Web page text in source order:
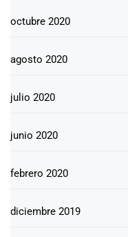
octubre 2020
agosto 2020
julio 2020
junio 2020
febrero 2020
diciembre 2019